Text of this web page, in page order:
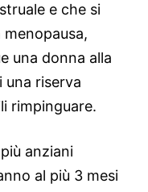
e che si
menopausa,
una donna alla
una riserva
rimpinguare.
anziani
al più 3 mesi